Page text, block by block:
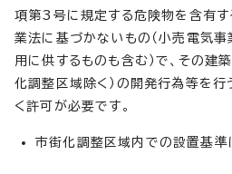
項第3号に規定する危険物を含有す
業法に基づかないもの（小売電気
用に供するものも含む）で、その建
化調整区域除く）の開発行為等を
く許可が必要です。
市街化調整区域内での設置基準